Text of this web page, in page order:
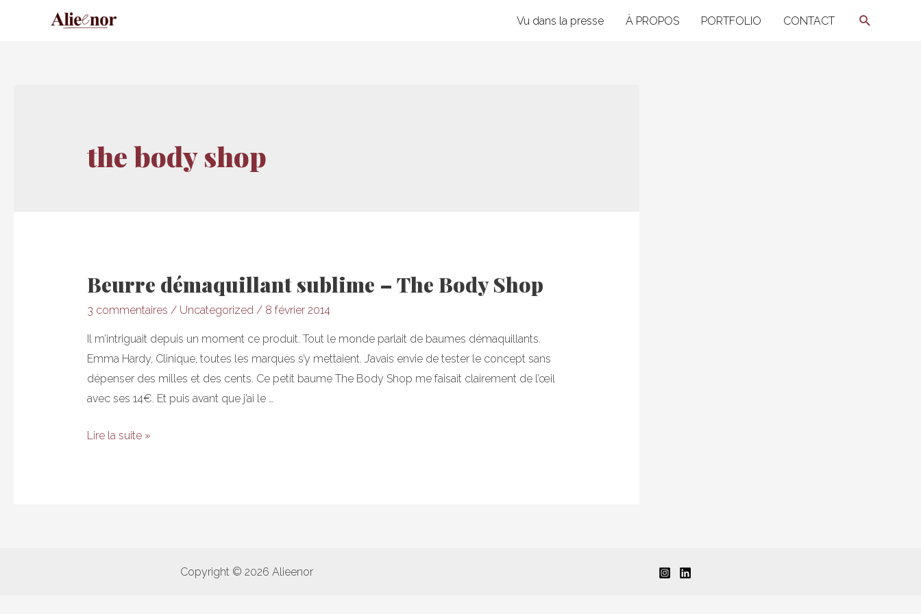
Vu dans la presse À PROPOS PORTFOLIO CONTACT
the body shop
Beurre démaquillant sublime – The Body Shop
3 commentaires / Uncategorized / 8 février 2014
Il m’intriguait depuis un moment ce produit. Tout le monde parlait de baumes démaquillants.
Emma Hardy, Clinique, toutes les marques s’y mettaient. J’avais envie de tester le concept sans
dépenser des milles et des cents. Ce petit baume The Body Shop me faisait clairement de l’œil
avec ses 14€. Et puis avant que j’ai le …
Beurre
Lire la suite »
Copyright © 2026 Alieenor